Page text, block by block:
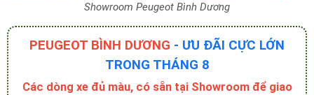
Showroom Peugeot Bình Dương
PEUGEOT BÌNH DƯƠNG - ƯU ĐÃI CỰC LỚN
TRONG THÁNG 8
Các dòng xe đủ màu, có sẵn tại Showroom để giao